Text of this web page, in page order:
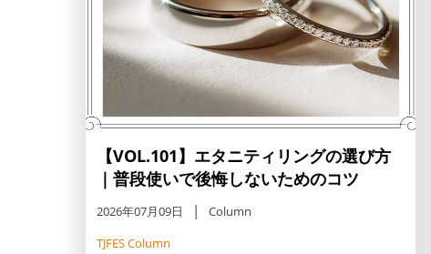
【VOL.101】エタニティリングの選び方
｜普段使いで後悔しないためのコツ
2026年07月09日
Column
TJFES Column